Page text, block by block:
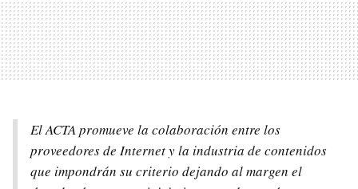
ElACTApromueve la colaboración entre los
proveedores de Internet y la industria de contenidos
que impondrán su criterio dejando al margen el